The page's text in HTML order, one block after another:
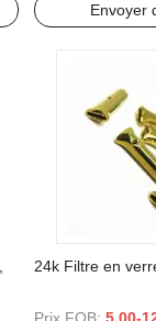
Envoyer
24k Filtre en